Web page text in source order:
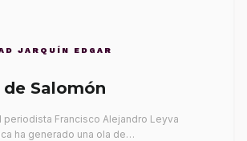
JARQUÍN EDGAR
Salomón
periodista Francisco Alejandro Leyva
ha generado una ola de…